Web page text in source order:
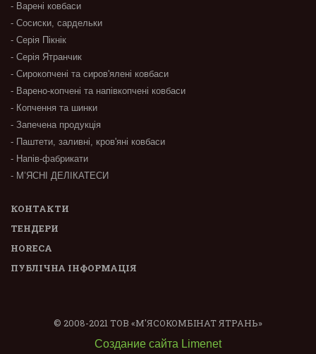
- Варені ковбаси
- Сосиски, сардельки
- Серія Пікнік
- Серія Ятранчик
- Сирокопчені та сиров'ялені ковбаси
- Варено-копчені та напівкопчені ковбаси
- Копчення та шинки
- Запечена продукція
- Паштети, заливні, кров'яні ковбаси
- Напів-фабрикати
- М’ЯСНІ ДЕЛІКАТЕСИ
КОНТАКТИ
ТЕНДЕРИ
HORECA
ПУБЛІЧНА ІНФОРМАЦІЯ
© 2008-2021 ТОВ «М'ЯСОКОМБІНАТ ЯТРАНЬ»
Создание сайта Limenet